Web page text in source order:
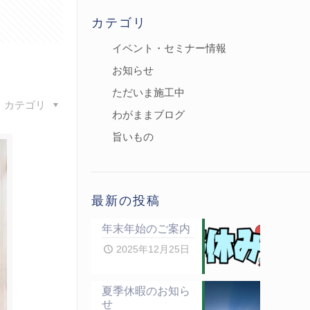
カテゴリ
カテゴリ
イベント・セミナー情報
お知らせ
ただいま施工中
わがままブログ
旨いもの
最新の投稿
年末年始のご案内
2025年12月25日
夏季休暇のお知ら
せ